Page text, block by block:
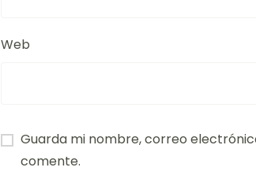
Web
Guarda mi nombre, correo
comente.